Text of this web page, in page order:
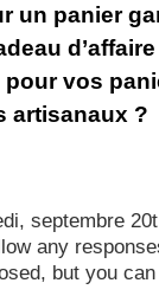
un panier
vos
artisanaux ?
septembre
any
but you